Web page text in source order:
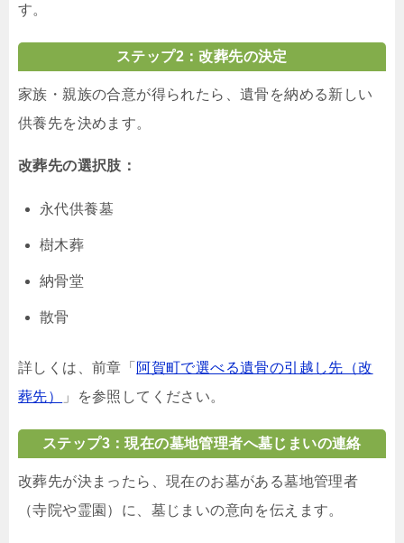
す。
ステップ2：改葬先の決定
家族・親族の合意が得られたら、遺骨を納める新しい
供養先を決めます。
改葬先の選択肢：
永代供養墓
樹木葬
納骨堂
散骨
詳しくは、前章「 阿賀町で選べる遺骨の引越し先（改
葬先）
」を参照してください。
ステップ3：現在の墓地管理者へ墓じまいの連絡
改葬先が決まったら、現在のお墓がある墓地管理者
（寺院や霊園）に、墓じまいの意向を伝えます。